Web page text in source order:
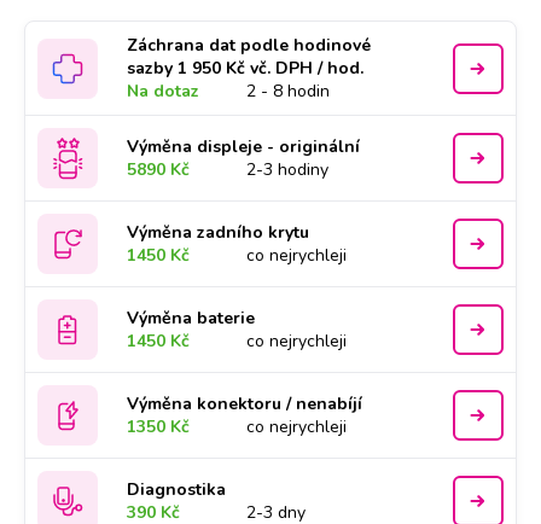
Záchrana dat podle hodinové
sazby 1 950 Kč vč. DPH / hod.
Na dotaz
2 - 8 hodin
Výměna displeje - originální
5890 Kč
2-3 hodiny
Výměna zadního krytu
1450 Kč
co nejrychleji
Výměna baterie
1450 Kč
co nejrychleji
Výměna konektoru / nenabíjí
1350 Kč
co nejrychleji
Diagnostika
390 Kč
2-3 dny